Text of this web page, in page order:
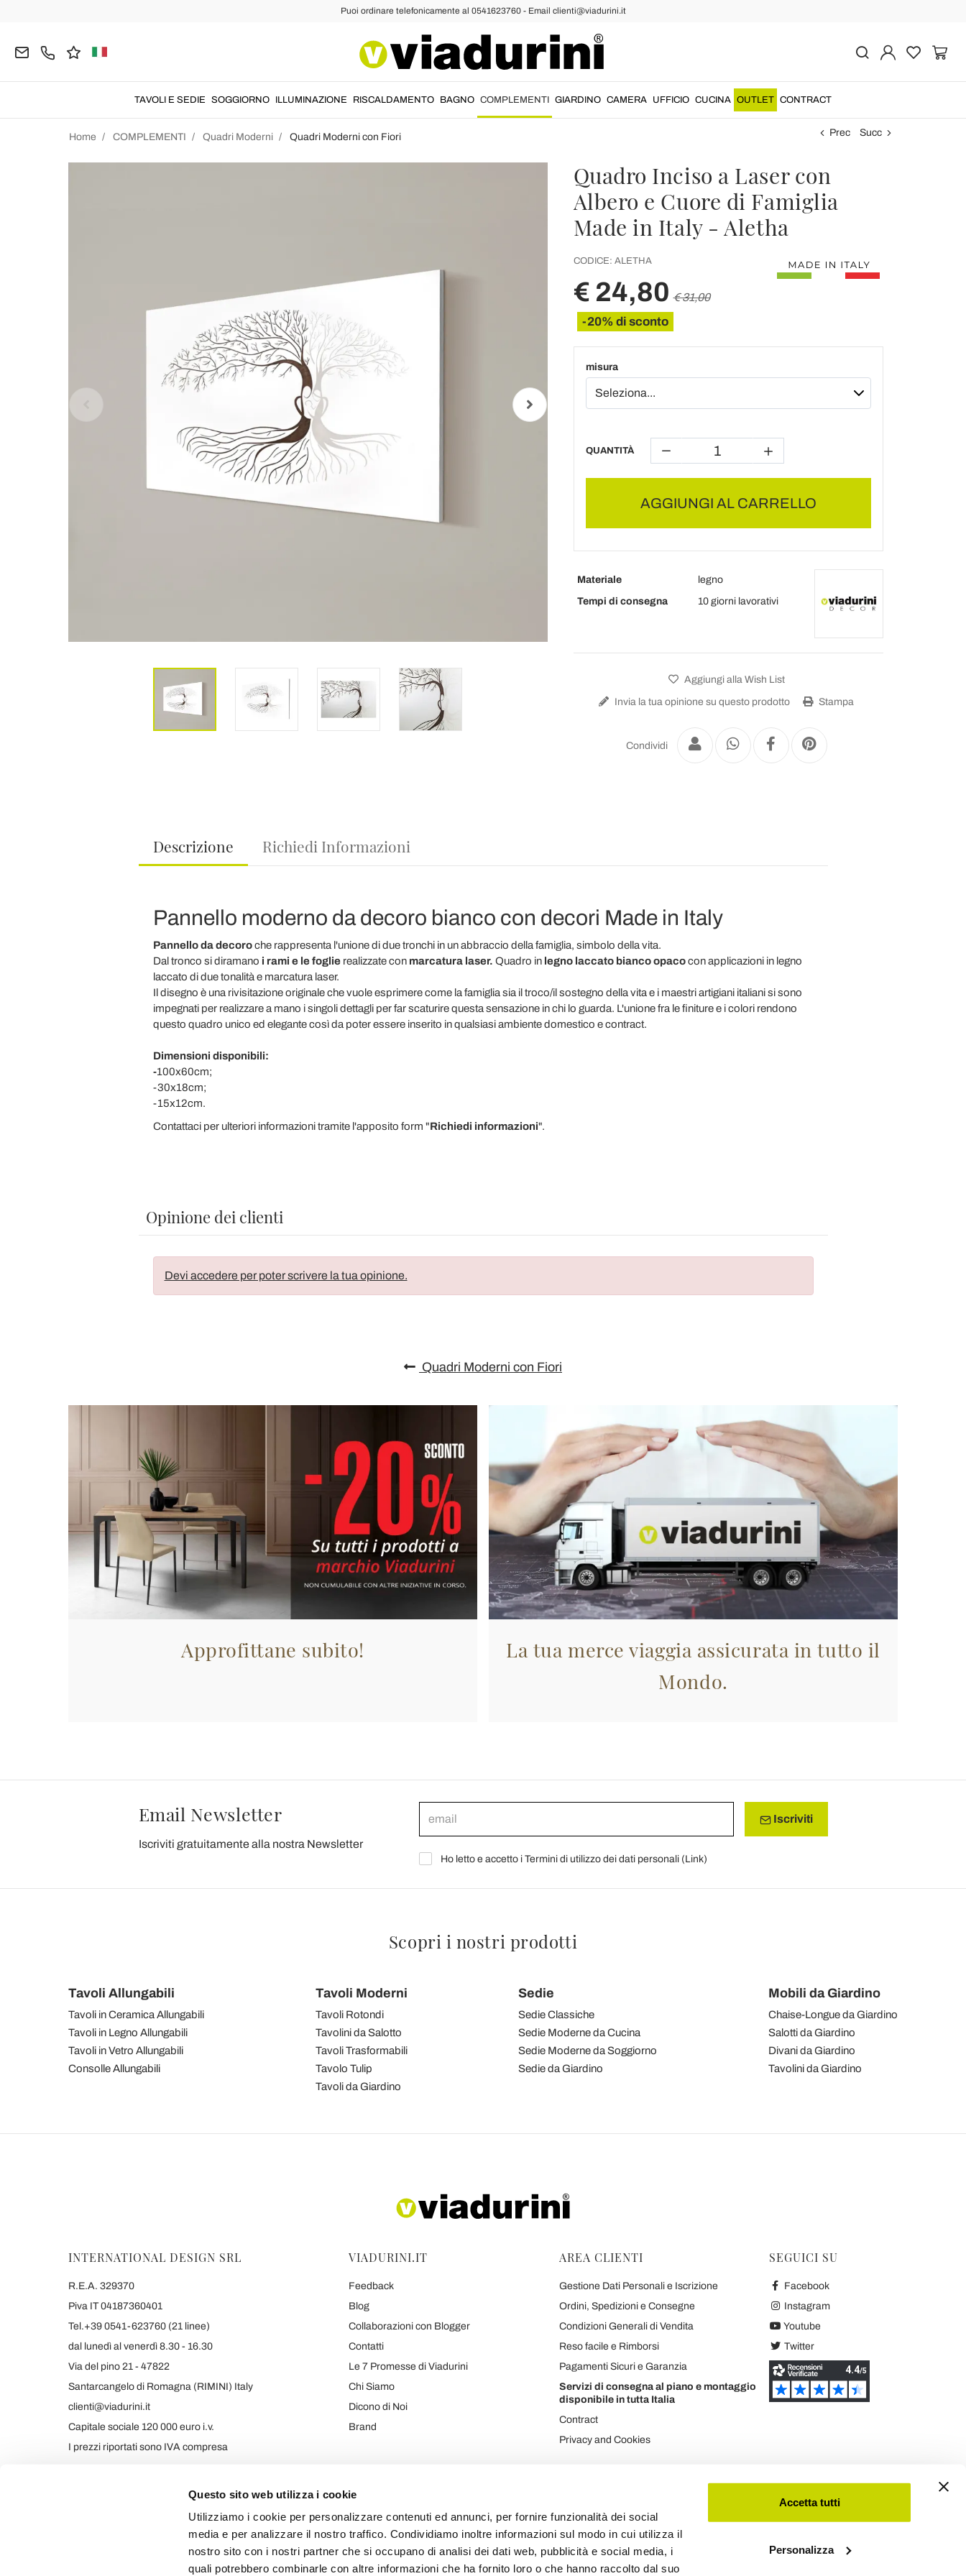
Questo sito web utilizza i cookie
Utilizziamo i cookie per personalizzare contenuti ed annunci, per fornire funzionalità dei social
media e per analizzare il nostro traffico. Condividiamo inoltre informazioni sul modo in cui utilizza il
nostro sito con i nostri partner che si occupano di analisi dei dati web, pubblicità e social media, i
quali potrebbero combinarle con altre informazioni che ha fornito loro o che hanno raccolto dal suo
Accetta tutti
Personalizza
Puoi ordinare telefonicamente al 0541623760 - Email clienti@viadurini.it
TAVOLI E SEDIE SOGGIORNO ILLUMINAZIONE RISCALDAMENTO BAGNO COMPLEMENTI GIARDINO CAMERA UFFICIO CUCINA OUTLET CONTRACT
Home COMPLEMENTI Quadri Moderni Quadri Moderni con Fiori Prec Succ
Quadro Inciso a Laser con
Albero e Cuore di Famiglia
Made in Italy - Aletha
CODICE: ALETHA
€ 24,80 € 31,00
-20% di sconto
misura
QUANTITÀ
AGGIUNGI AL CARRELLO
Materiale
legno
Tempi di consegna
10 giorni lavorativi
Aggiungi alla Wish List
Invia la tua opinione su questo prodotto Stampa
Condividi
Descrizione Richiedi Informazioni
Pannello moderno da decoro bianco con decori Made in Italy
Pannello da decoroche rappresenta l'unione di due tronchi in un abbraccio della famiglia, simbolo della vita.
Dal tronco si diramano i rami e le foglie realizzate con marcatura laser. Quadro in legno laccato bianco opacocon applicazioni in legno
laccato di due tonalità e marcatura laser.
Il disegno è una rivisitazione originale che vuole esprimere come la famiglia sia il troco/il sostegno della vita e i maestri artigiani italiani si sono
impegnati per realizzare a mano i singoli dettagli per far scaturire questa sensazione in chi lo guarda. L'unione fra le finiture e i colori rendono
questo quadro unico ed elegante così da poter essere inserito in qualsiasi ambiente domestico e contract.
Dimensioni disponibili:
-100x60cm;
-30x18cm;
-15x12cm.
Contattaci per ulteriori informazioni tramite l'apposito form "Richiedi informazioni".
Opinione dei clienti
Devi accedere per poter scrivere la tua opinione.
Quadri Moderni con Fiori
Approfittane subito!
La tua merce viaggia assicurata in tutto il
Mondo.
Email Newsletter
Iscriviti gratuitamente alla nostra Newsletter
Iscriviti
Ho letto e accetto i Termini di utilizzo dei dati personali (Link)
Scopri i nostri prodotti
Tavoli Allungabili
Tavoli in Ceramica Allungabili
Tavoli in Legno Allungabili
Tavoli in Vetro Allungabili
Consolle Allungabili
Tavoli Moderni
Tavoli Rotondi
Tavolini da Salotto
Tavoli Trasformabili
Tavolo Tulip
Tavoli da Giardino
Sedie
Sedie Classiche
Sedie Moderne da Cucina
Sedie Moderne da Soggiorno
Sedie da Giardino
Mobili da Giardino
Chaise-Longue da Giardino
Salotti da Giardino
Divani da Giardino
Tavolini da Giardino
INTERNATIONAL DESIGN SRL
R.E.A. 329370
Piva IT 04187360401
Tel.+39 0541-623760 (21 linee)
dal lunedì al venerdì 8.30 - 16.30
Via del pino 21 - 47822
Santarcangelo di Romagna (RIMINI) Italy
clienti@viadurini.it
Capitale sociale 120 000 euro i.v.
I prezzi riportati sono IVA compresa
VIADURINI.IT
Feedback
Blog
Collaborazioni con Blogger
Contatti
Le 7 Promesse di Viadurini
Chi Siamo
Dicono di Noi
Brand
AREA CLIENTI
Gestione Dati Personali e Iscrizione
Ordini, Spedizioni e Consegne
Condizioni Generali di Vendita
Reso facile e Rimborsi
Pagamenti Sicuri e Garanzia
Servizi di consegna al piano e montaggio
disponibile in tutta Italia
Contract
Privacy and Cookies
SEGUICI SU
Facebook
Instagram
Youtube
Twitter
Mappa prodotti Mappa categorie Mappa blog Mappa varie